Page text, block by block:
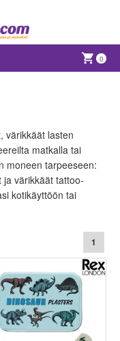
0
värikkäät lasten
matkalla tai
moneen tarpeeseen:
värikkäät tattoo-
kotikäyttöön tai
1